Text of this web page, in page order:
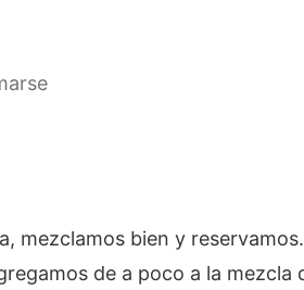
mezclamos bien y reservamos.